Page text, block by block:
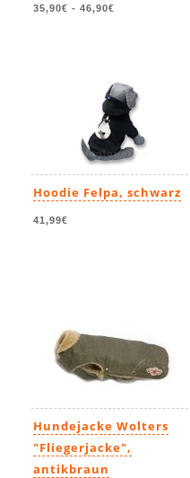
35,90€ - 46,90€
Hoodie Felpa, schwarz
41,99€
Hundejacke Wolters
"Fliegerjacke",
antikbraun